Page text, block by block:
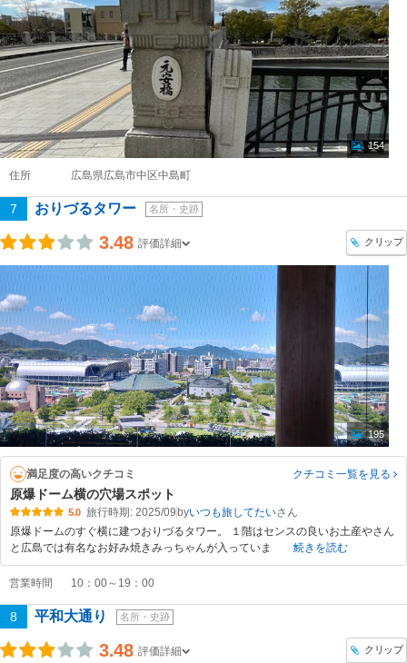
154
住所 広島県広島市中区中島町
7 おりづるタワー 名所・史跡
3.48 評価詳細 クリップ
195
満足度の高いクチコミ クチコミ一覧を見る
原爆ドーム横の穴場スポット
5.0 旅行時期: 2025/09 byいつも旅してたい
原爆ドームのすぐ横に建つおりづるタワー。 １階はセンスの良いお土産やさん
と広島では有名なお好み焼きみっちゃんが入っていま
続きを読む
営業時間 10：00～19：00
8 平和大通り 名所・史跡
3.48 評価詳細 クリップ